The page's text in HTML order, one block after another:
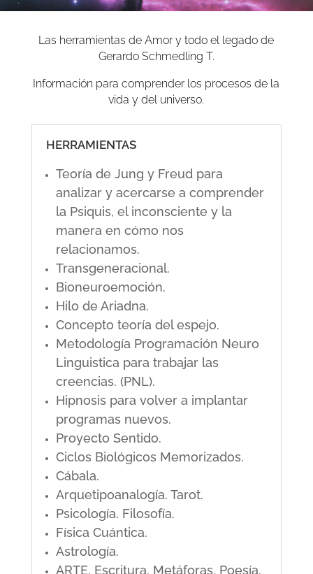
Las herramientas de Amor y todo el legado de
Gerardo Schmedling T.
Información para comprender los procesos de la
vida y del universo.
HERRAMIENTAS
Teoría de Jung y Freud para
analizar y acercarse a comprender
la Psiquis, el inconsciente y la
manera en cómo nos
relacionamos.
Transgeneracional.
Bioneuroemoción.
Hilo de Ariadna.
Concepto teoría del espejo.
Metodología Programación Neuro
Linguistica para trabajar las
creencias. (PNL).
Hipnosis para volver a implantar
programas nuevos.
Proyecto Sentido.
Ciclos Biológicos Memorizados.
Cábala.
Arquetipoanalogía. Tarot.
Psicología. Filosofía.
Física Cuántica.
Astrología.
ARTE. Escritura. Metáforas. Poesía.